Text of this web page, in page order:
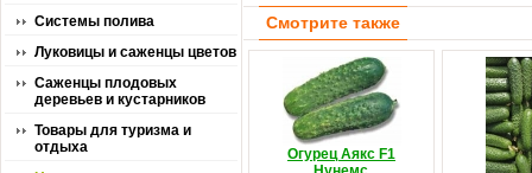
Системы полива
Луковицы и саженцы цветов
Саженцы плодовых
деревьев и кустарников
Товары для туризма и
отдыха
Смотрите также
Огурец Аякс F1